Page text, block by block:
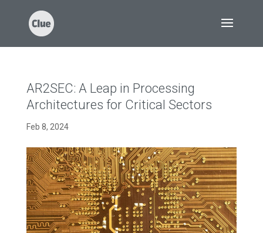
AR2SEC: A Leap in Processing
Architectures for Critical Sectors
Feb 8, 2024